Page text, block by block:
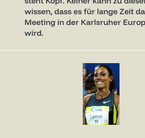
wissen, dass es für lange Zeit
Meeting in der Karlsruher
wird.